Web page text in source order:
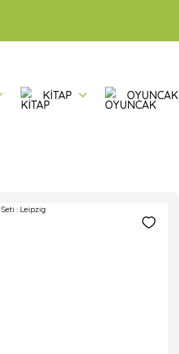
KİTAP OYUNCAK